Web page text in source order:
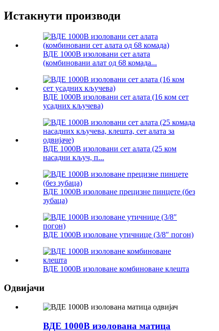
Истакнути производи
ВДЕ 1000В изоловани сет алата
(комбиновани алат од 68 комада...
ВДЕ 1000В изоловани сет алата (16 ком сет
усадних кључева)
ВДЕ 1000В изоловани сет алата (25 ком
насадни кључ, п...
ВДЕ 1000В изоловане прецизне пинцете (без
зубаца)
ВДЕ 1000В изоловане утичнице (3/8″ погон)
ВДЕ 1000В изоловане комбиноване клешта
Одвијачи
ВДЕ 1000В изолована матица